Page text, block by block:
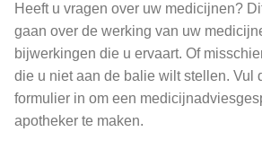
Heeft u vragen over uw medicijnen?
gaan over de werking van uw
bijwerkingen die u ervaart. Of
die u niet aan de balie wilt stellen. Vul
formulier in om een
apotheker te maken.